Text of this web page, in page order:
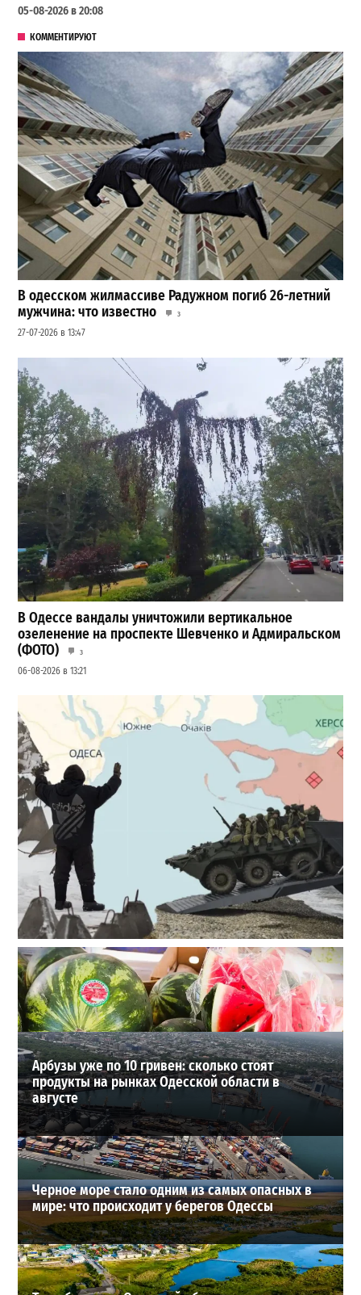
05-08-2026 в 20:08
КОММЕНТИРУЮТ
В одесском жилмассиве Радужном погиб 26-летний
мужчина: что известно
3
27-07-2026 в 13:47
В Одессе вандалы уничтожили вертикальное
озеленение на проспекте Шевченко и Адмиральском
(ФОТО)
3
06-08-2026 в 13:21
Полковник ВСУ рассказал, выдержит ли Одесса
новое наступление
27-07-2026 в 11:19
ВИБОР РЕДАКЦИИ
Арбузы уже по 10 гривен: сколько стоят
продукты на рынках Одесской области в
августе
Черное море стало одним из самых опасных в
мире: что происходит у берегов Одессы